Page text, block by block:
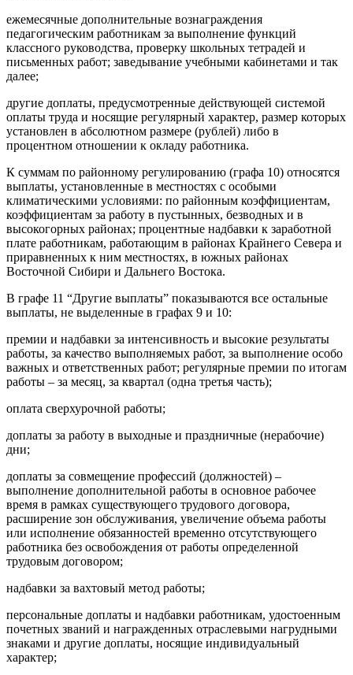
ежемесячные дополнительные вознаграждения
педагогическим работникам за выполнение функций
классного руководства, проверку школьных тетрадей и
письменных работ; заведывание учебными кабинетами и так
далее;
другие доплаты, предусмотренные действующей системой
оплаты труда и носящие регулярный характер, размер которых
установлен в абсолютном размере (рублей) либо в
процентном отношении к окладу работника.
К суммам по районному регулированию (графа 10) относятся
выплаты, установленные в местностях с особыми
климатическими условиями: по районным коэффициентам,
коэффициентам за работу в пустынных, безводных и в
высокогорных районах; процентные надбавки к заработной
плате работникам, работающим в районах Крайнего Севера и
приравненных к ним местностях, в южных районах
Восточной Сибири и Дальнего Востока.
В графе 11 “Другие выплаты” показываются все остальные
выплаты, не выделенные в графах 9 и 10:
премии и надбавки за интенсивность и высокие результаты
работы, за качество выполняемых работ, за выполнение особо
важных и ответственных работ; регулярные премии по итогам
работы – за месяц, за квартал (одна третья часть);
оплата сверхурочной работы;
доплаты за работу в выходные и праздничные (нерабочие)
дни;
доплаты за совмещение профессий (должностей) –
выполнение дополнительной работы в основное рабочее
время в рамках существующего трудового договора,
расширение зон обслуживания, увеличение объема работы
или исполнение обязанностей временно отсутствующего
работника без освобождения от работы определенной
трудовым договором;
надбавки за вахтовый метод работы;
персональные доплаты и надбавки работникам, удостоенным
почетных званий и награжденных отраслевыми нагрудными
знаками и другие доплаты, носящие индивидуальный
характер;